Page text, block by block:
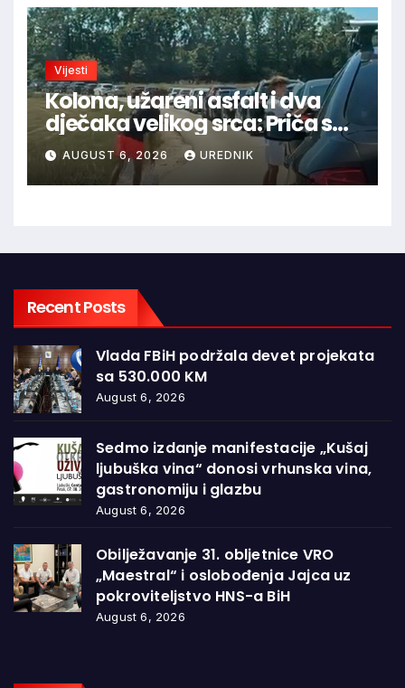
Vijesti
Kolona, užareni asfalt i dva
dječaka velikog srca: Priča s
granice oduševila regiju
AUGUST 6, 2026 UREDNIK
Recent Posts
Vlada FBiH podržala devet projekata
sa 530.000 KM
August 6, 2026
Sedmo izdanje manifestacije „Kušaj
ljubuška vina“ donosi vrhunska vina,
gastronomiju i glazbu
August 6, 2026
Obilježavanje 31. obljetnice VRO
„Maestral“ i oslobođenja Jajca uz
pokroviteljstvo HNS-a BiH
August 6, 2026